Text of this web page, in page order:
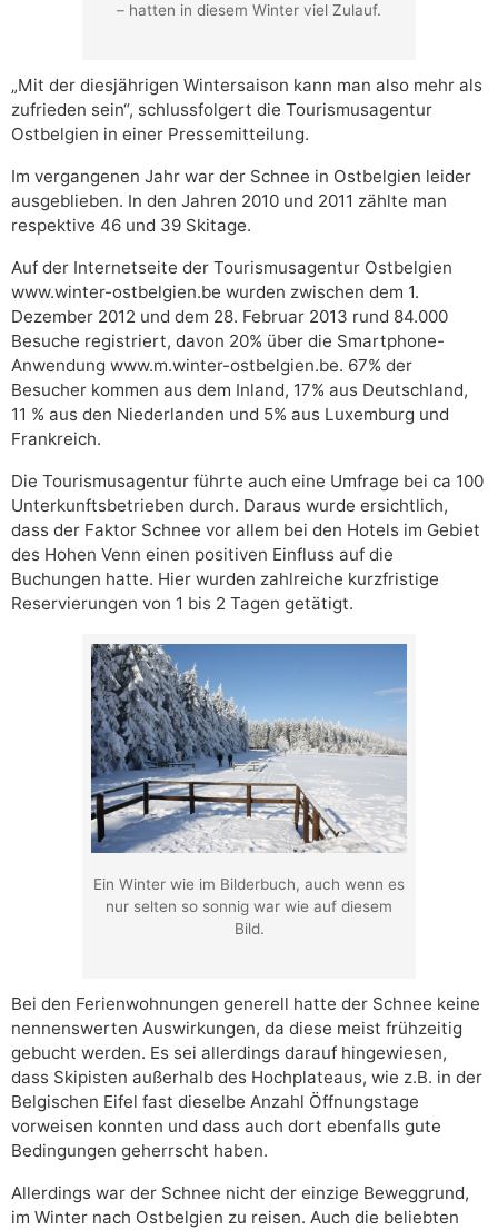
– hatten in diesem Winter viel Zulauf.
„Mit der diesjährigen Wintersaison kann man also mehr als
zufrieden sein“, schlussfolgert die Tourismusagentur
Ostbelgien in einer Pressemitteilung.
Im vergangenen Jahr war der Schnee in Ostbelgien leider
ausgeblieben. In den Jahren 2010 und 2011 zählte man
respektive 46 und 39 Skitage.
Auf der Internetseite der Tourismusagentur Ostbelgien
www.winter-ostbelgien.be wurden zwischen dem 1.
Dezember 2012 und dem 28. Februar 2013 rund 84.000
Besuche registriert, davon 20% über die Smartphone-
Anwendung www.m.winter-ostbelgien.be. 67% der
Besucher kommen aus dem Inland, 17% aus Deutschland,
11 % aus den Niederlanden und 5% aus Luxemburg und
Frankreich.
Die Tourismusagentur führte auch eine Umfrage bei ca 100
Unterkunftsbetrieben durch. Daraus wurde ersichtlich,
dass der Faktor Schnee vor allem bei den Hotels im Gebiet
des Hohen Venn einen positiven Einfluss auf die
Buchungen hatte. Hier wurden zahlreiche kurzfristige
Reservierungen von 1 bis 2 Tagen getätigt.
Ein Winter wie im Bilderbuch, auch wenn es
nur selten so sonnig war wie auf diesem
Bild.
Bei den Ferienwohnungen generell hatte der Schnee keine
nennenswerten Auswirkungen, da diese meist frühzeitig
gebucht werden. Es sei allerdings darauf hingewiesen,
dass Skipisten außerhalb des Hochplateaus, wie z.B. in der
Belgischen Eifel fast dieselbe Anzahl Öffnungstage
vorweisen konnten und dass auch dort ebenfalls gute
Bedingungen geherrscht haben.
Allerdings war der Schnee nicht der einzige Beweggrund,
im Winter nach Ostbelgien zu reisen. Auch die beliebten